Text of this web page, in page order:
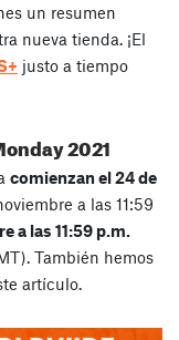
un resumen
nueva tienda. ¡El
justo a tiempo
2021
comienzan el 24 de
a las 11:59
a las 11:59 p.m.
También hemos
artículo.